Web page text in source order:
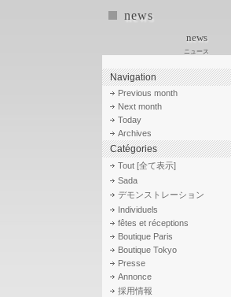
news
news
ニュース
Navigation
Previous month
Next month
Today
Archives
Catégories
Tout [全て表示]
Sada
デモンストレーション
Individuels
fêtes et réceptions
Boutique Paris
Boutique Tokyo
Presse
Annonce
採用情報